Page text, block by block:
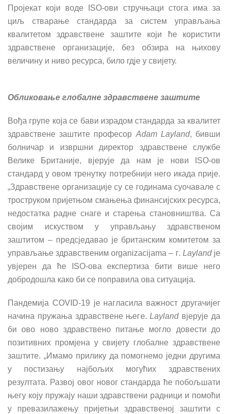
Пројекат који воде ISO-ови стручњаци стога има за
циљ стварање стандарда за систем управљања
квалитетом здравствене заштите који ће користити
здравствене организације, без обзира на њихову
величину и ниво ресурса, било гдје у свијету.
Обликовање глобалне здравствене заштите
Вођа групе која се бави израдом стандарда за квалитет
здравствене заштите професор Adam Layland, бивши
болничар и извршни директор здравствене службе
Велике Британије, вјерује да нам је нови ISO-ов
стандард у овом тренутку потребнији него икада прије.
„Здравствене организације су се годинама суочавале с
троструком пријетњом смањења финансијских ресурса,
недостатка радне снаге и старења становништва. Са
својим искуством у управљању здравственом
заштитом – предсједавао је британским комитетом за
управљање здравственим organizacijama – г. Laylandје
увјерен да ће ISO-ова експертиза бити више него
добродошла како би се поправила ова ситуација.
Пандемија COVID-19 је нагласила важност другачијег
начина пружања здравствене његе.Laylandвјерује да
би ово ново здравствено питање могло довести до
позитивних промјена у свијету глобалне здравствене
заштите. „Имамо прилику да помогнемо једни другима
у постизању најбољих могућих здравствених
резултата. Развој овог новог стандарда ће побољшати
његу коју пружају наши здравствени радници и помоћи
у превазилажењу пријетњи здравственој заштити с